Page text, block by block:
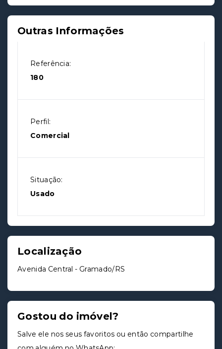
Outras Informações
Referência:
180
Perfil:
Comercial
Situação:
Usado
Localização
Avenida Central - Gramado/RS
Gostou do imóvel?
Salve ele nos seus favoritos ou então compartilhe